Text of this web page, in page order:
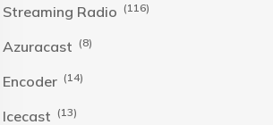
Streaming Radio (116)
Azuracast (8)
Encoder (14)
Icecast (13)